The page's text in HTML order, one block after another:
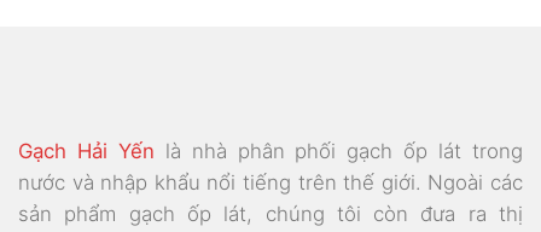
Gạch Hải Yến là nhà phân phối gạch ốp lát trong
nước và nhập khẩu nổi tiếng trên thế giới. Ngoài các
sản phẩm gạch ốp lát, chúng tôi còn đưa ra thị